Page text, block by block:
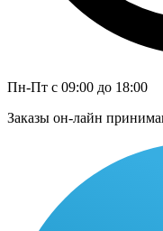
Пн-Пт с 09:00 до 18:00
Заказы он-лайн